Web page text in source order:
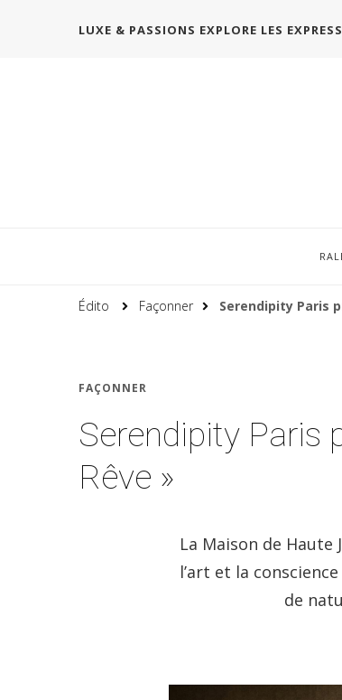
LUXE & PASSIONS EXPLORE LES
Édito Façonner Serendipity Paris
FAÇONNER
Serendipity Paris
Rêve »
La Maison de
l’art et la
de